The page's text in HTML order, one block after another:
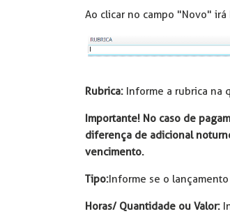
Ao clicar no campo "Novo"
Rubrica: Informe a rubrica na
Importante! No caso de
diferença de adicional
vencimento.
Tipo:Informe se o
Horas/ Quantidade ou Valor: